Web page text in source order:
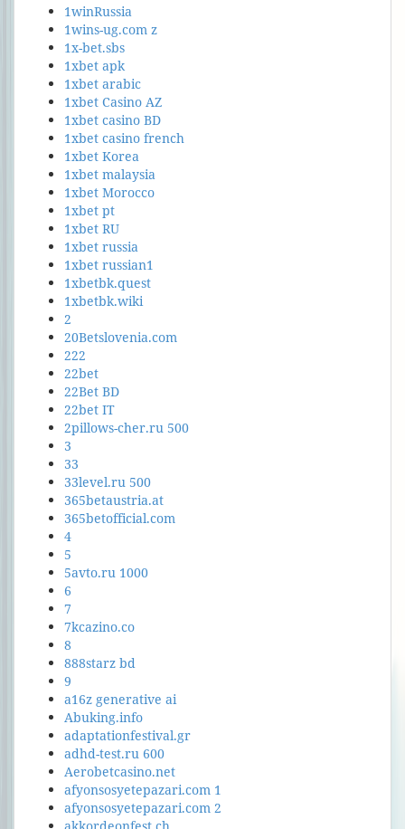
1winRussia
1wins-ug.com z
1x-bet.sbs
1xbet apk
1xbet arabic
1xbet Casino AZ
1xbet casino BD
1xbet casino french
1xbet Korea
1xbet malaysia
1xbet Morocco
1xbet pt
1xbet RU
1xbet russia
1xbet russian1
1xbetbk.quest
1xbetbk.wiki
2
20Betslovenia.com
222
22bet
22Bet BD
22bet IT
2pillows-cher.ru 500
3
33
33level.ru 500
365betaustria.at
365betofficial.com
4
5
5avto.ru 1000
6
7
7kcazino.co
8
888starz bd
9
a16z generative ai
Abuking.info
adaptationfestival.gr
adhd-test.ru 600
Aerobetcasino.net
afyonsosyetepazari.com 1
afyonsosyetepazari.com 2